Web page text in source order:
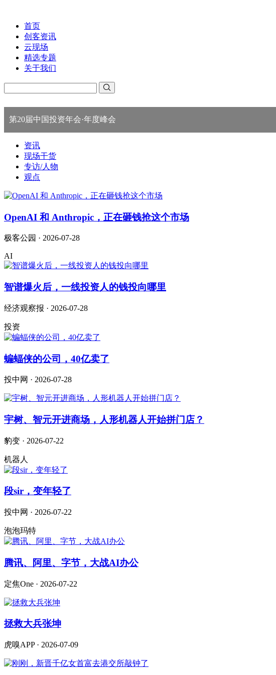
首页
创客资讯
云现场
精选专题
关于我们
第20届中国投资年会·年度峰会
资讯
现场干货
专访/人物
观点
OpenAI 和 Anthropic，正在砸钱抢这个市场
极客公园 · 2026-07-28
AI
智谱爆火后，一线投资人的钱投向哪里
经济观察报 · 2026-07-28
投资
蝙蝠侠的公司，40亿卖了
投中网 · 2026-07-28
宇树、智元开进商场，人形机器人开始拼门店？
豹变 · 2026-07-22
机器人
段sir，变年轻了
投中网 · 2026-07-22
泡泡玛特
腾讯、阿里、字节，大战AI办公
定焦One · 2026-07-22
拯救大兵张坤
虎嗅APP · 2026-07-09